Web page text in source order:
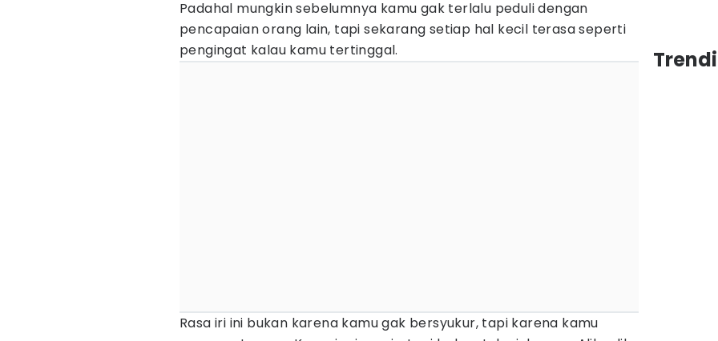
Padahal mungkin sebelumnya kamu gak terlalu peduli dengan
pencapaian orang lain, tapi sekarang setiap hal kecil terasa seperti
pengingat kalau kamu tertinggal.
Rasa iri ini bukan karena kamu gak bersyukur, tapi karena kamu